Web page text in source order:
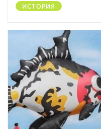
ИСТОРИЯ